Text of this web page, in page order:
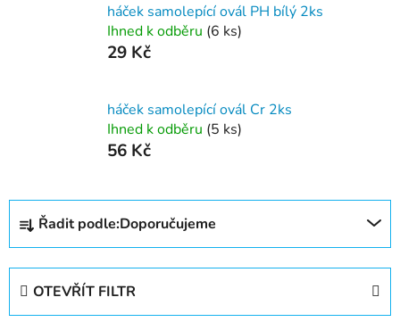
háček samolepící ovál PH bílý 2ks
Ihned k odběru (6 ks)
29 Kč
háček samolepící ovál Cr 2ks
Ihned k odběru (5 ks)
56 Kč
Ř
z
Řadit podle:Doporučujeme
OTEVŘÍT FILTR